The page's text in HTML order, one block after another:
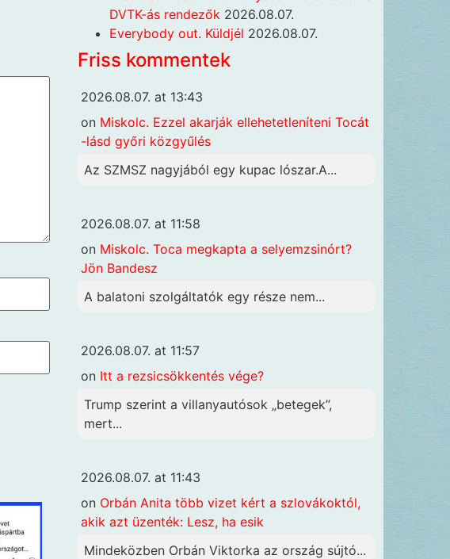
DVTK-ás rendezők 2026.08.07.
Everybody out. Küldjél 2026.08.07.
Friss kommentek
2026.08.07. at 13:43
on Miskolc. Ezzel akarják ellehetetleníteni Tocát
-lásd győri közgyűlés
Az SZMSZ nagyjából egy kupac lószar.A...
2026.08.07. at 11:58
on Miskolc. Toca megkapta a selyemzsinórt?
Jön Bandesz
A balatoni szolgáltatók egy része nem...
2026.08.07. at 11:57
on Itt a rezsicsökkentés vége?
Trump szerint a villanyautósok „betegek”,
mert...
2026.08.07. at 11:43
on Orbán Anita több vizet kért a szlovákoktól,
akik azt üzenték: Lesz, ha esik
Mindeközben Orbán Viktorka az ország sújtó...